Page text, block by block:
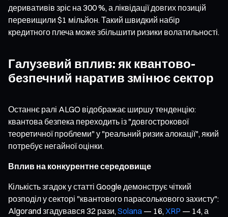
деривативів зріс на 300 %, а ліквідації довгих позицій
перевищили $1 мільйон. Такий швидкий набір
кредитного плеча може збільшити ризики волатильності.
Галузевий вплив: як квантово-
безпечний наратив змінює сектор
Останнє ралі ALGO відображає ширшу тенденцію:
квантова безпека переходить із "довгострокової
теоретичної проблеми" у "реальний ризик алокації", який
потребує негайної оцінки.
Вплив на конкурентне середовище
Кількість згадок у статті Google демонструє чіткий
розподіл у секторі "квантового парасолькового захисту":
Algorand згадувався 32 рази, Solana — 16, XRP — 14, а